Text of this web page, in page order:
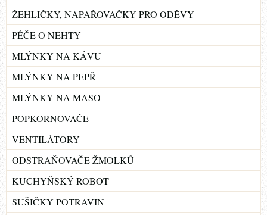
ŽEHLIČKY, NAPAŘOVAČKY PRO ODĚVY
PÉČE O NEHTY
MLÝNKY NA KÁVU
MLÝNKY NA PEPŘ
MLÝNKY NA MASO
POPKORNOVAČE
VENTILÁTORY
ODSTRAŇOVAČE ŽMOLKŮ
KUCHYŇSKÝ ROBOT
SUŠIČKY POTRAVIN